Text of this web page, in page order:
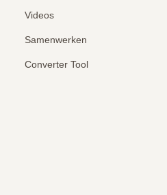
Videos
Samenwerken
Converter Tool